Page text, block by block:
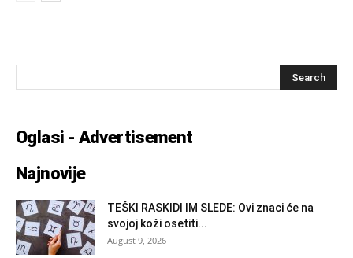
Oglasi - Advertisement
Najnovije
TEŠKI RASKIDI IM SLEDE: Ovi znaci će na
svojoj koži osetiti...
August 9, 2026